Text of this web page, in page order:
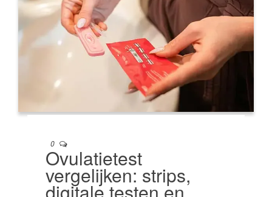
0
Ovulatietest
vergelijken: strips,
digitale testen en